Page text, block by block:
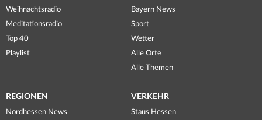
Weihnachtsradio
Meditationsradio
Top 40
Playlist
Bayern News
Sport
Wetter
Alle Orte
Alle Themen
REGIONEN
Nordhessen News
VERKEHR
Staus Hessen